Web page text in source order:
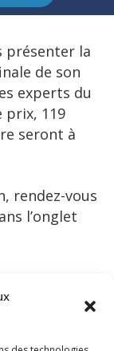
présenter la
de son
experts du
prix, 119
seront à
rendez-vous
l’onglet